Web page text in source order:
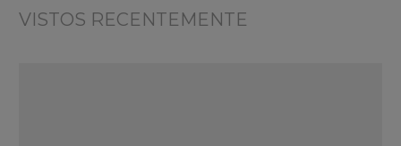
VISTOS RECENTEMENTE